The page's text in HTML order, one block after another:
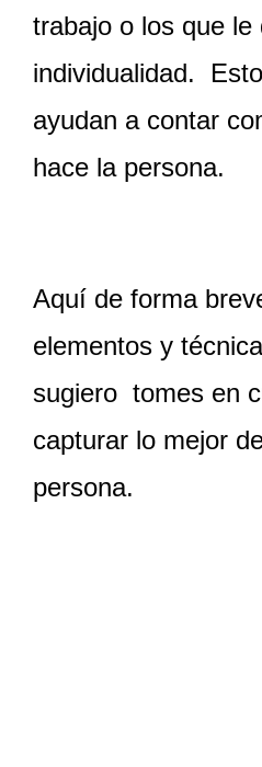
trabajo o los que le
individualidad.
ayudan a contar
hace la persona.
Aquí de forma
elementos y
sugiero tomes en
capturar lo mejor
persona.